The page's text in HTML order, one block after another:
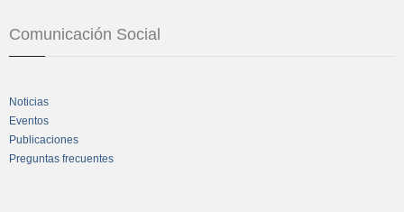
Comunicación Social
Noticias
Eventos
Publicaciones
Preguntas frecuentes